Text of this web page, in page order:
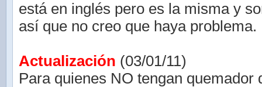
está en inglés pero es la misma y
así que no creo que haya problema.
Actualización (03/01/11)
Para quienes NO tengan quemador